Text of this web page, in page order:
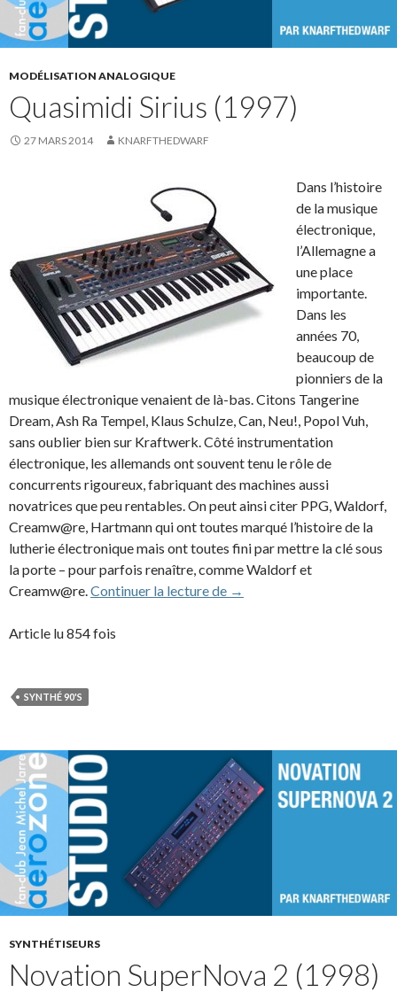
MODÉLISATION ANALOGIQUE
Quasimidi Sirius (1997)
27 MARS 2014 KNARFTHEDWARF
Dans l’histoire
de la musique
électronique,
l’Allemagne a
une place
importante.
Dans les
années 70,
beaucoup de
pionniers de la
musique électronique venaient de là-bas. Citons Tangerine
Dream, Ash Ra Tempel, Klaus Schulze, Can, Neu!, Popol Vuh,
sans oublier bien sur Kraftwerk. Côté instrumentation
électronique, les allemands ont souvent tenu le rôle de
concurrents rigoureux, fabriquant des machines aussi
novatrices que peu rentables. On peut ainsi citer PPG, Waldorf,
Creamw@re, Hartmann qui ont toutes marqué l’histoire de la
lutherie électronique mais ont toutes fini par mettre la clé sous
la porte – pour parfois renaître, comme Waldorf et
Creamw@re.Continuer la lecture de Quasimidi Sirius (1997)
→
Article lu 854 fois
SYNTHÉ 90'S
SYNTHÉTISEURS
Novation SuperNova 2 (1998)